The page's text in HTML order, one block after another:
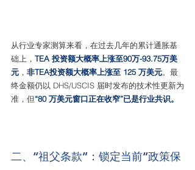
从行业专家测算来看，在过去几年的累计通胀基
础上， TEA 投资额大概率上涨至90万-93.75万美
元 ， 非TEA投资额大概率上涨至 125 万美元。最
终金额仍以 DHS/USCIS 届时发布的技术性更新为
准，但“80 万美元窗口正在收窄”已是行业共识。
二、“祖父条款”：锁定当前“政策保